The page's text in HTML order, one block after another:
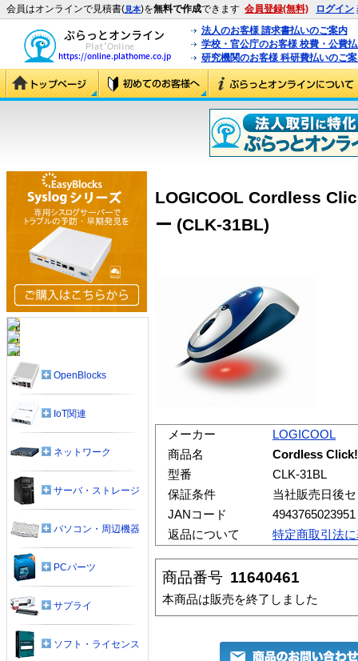
会員はオンラインで見積書(見本)を無料で作成できます 会員登録(無料) ログイン
法人のお客様 請求書払いのご案内
学校・官公庁のお客様 校費・公費
研究機関のお客様 科研費払いのご
LOGICOOL Cordless
ー (CLK-31BL)
メーカー
LOGICOOL
商品名
Cordless
型番
CLK-31BL
保証条件
当社販売日後
JANコード
4943765023951
返品について
特定商取引法
商品番号 11640461
本商品は販売を終了しました
OpenBlocks
IoT関連
ネットワーク
サーバ・ストレージ
パソコン・周辺機器
PCパーツ
サプライ
ソフト・ライセンス